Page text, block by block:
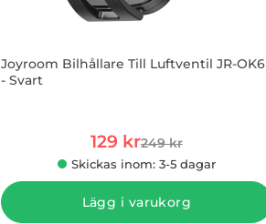
Joyroom Bilhållare Till Luftventil JR-OK6
- Svart
rea pris
129 krtidigare pris
249 kr
Skickas inom: 3-5 dagar
Lägg i varukorg